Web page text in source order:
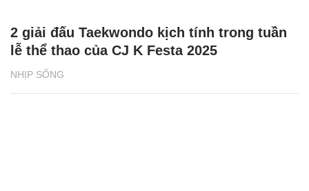
NHỊP SỐNG
2 giải đấu Taekwondo kịch tính trong tuần
lễ thể thao của CJ K Festa 2025